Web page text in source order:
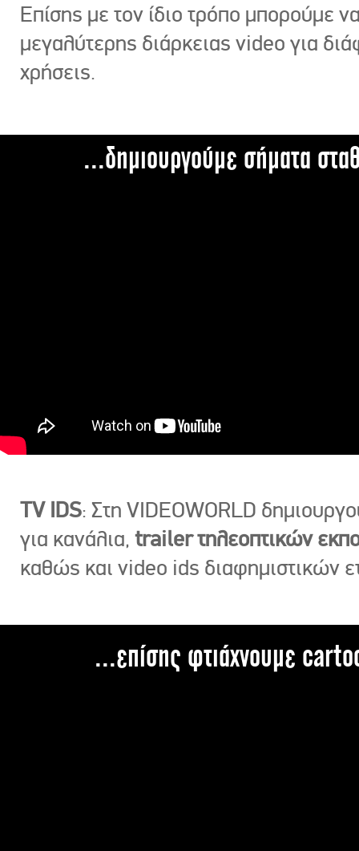
Επίσης με τον ίδιο τρόπο μπορούμε
μεγαλύτερης διάρκειας video για
χρήσεις.
...δημιουργούμε σήματα
TV IDS: Στη VIDEOWORLD
για κανάλια, trailer τηλεοπτικών
καθώς και video ids διαφημιστικών
...επίσης φτιάχνουμε